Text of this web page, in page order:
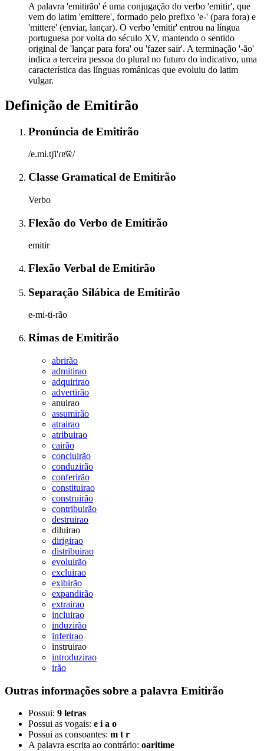
A palavra 'emitirão' é uma conjugação do verbo 'emitir', que
vem do latim 'emittere', formado pelo prefixo 'e-' (para fora) e
'mittere' (enviar, lançar). O verbo 'emitir' entrou na língua
portuguesa por volta do século XV, mantendo o sentido
original de 'lançar para fora' ou 'fazer sair'. A terminação '-ão'
indica a terceira pessoa do plural no futuro do indicativo, uma
característica das línguas românicas que evoluiu do latim
vulgar.
Definição de Emitirão
Pronúncia de Emitirão
/e.mi.tʃi'ɾɐ̃w̃/
Classe Gramatical de Emitirão
Verbo
Flexão do Verbo de Emitirão
emitir
Flexão Verbal de Emitirão
Separação Silábica de Emitirão
e-mi-ti-rão
Rimas de Emitirão
abrirão
admitirao
adquirirao
advertirão
anuirao
assumirão
atrairao
atribuirao
cairão
concluirão
conduzirão
conferirão
constituirao
construirão
contribuirão
destruirao
diluirao
dirigirao
distribuirao
evoluirão
excluirao
exibirão
expandirão
extrairao
incluirao
induzirão
inferirao
instruirao
introduzirao
irão
Outras informações sobre a palavra Emitirão
Possui: 9 letras
Possui as vogais: e i a o
Possui as consoantes: m t r
A palavra escrita ao contrário: oaritime